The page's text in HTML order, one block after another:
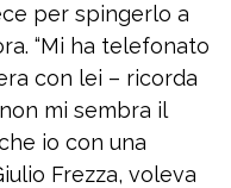
per spingerlo a
“Mi ha telefonato
con lei – ricorda
mi sembra il
io con una
Frezza, voleva